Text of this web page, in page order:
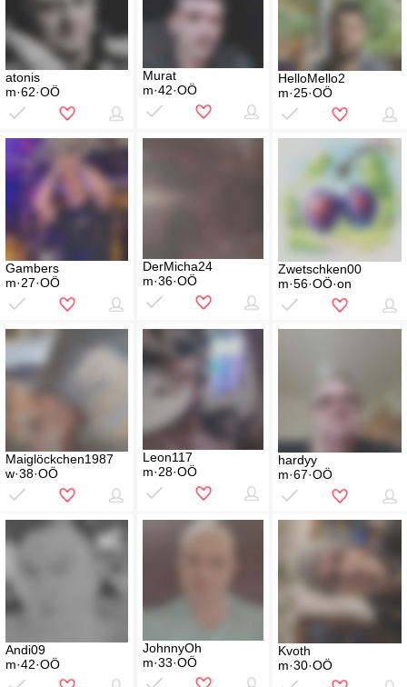
atonis
m·62·OÖ
Murat
m·42·OÖ
HelloMello2
m·25·OÖ
Gambers
m·27·OÖ
DerMicha24
m·36·OÖ
Zwetschken00
m·56·OÖ·on
Maiglöckchen1987
w·38·OÖ
Leon117
m·28·OÖ
hardyy
m·67·OÖ
Andi09
m·42·OÖ
JohnnyOh
m·33·OÖ
Kvoth
m·30·OÖ